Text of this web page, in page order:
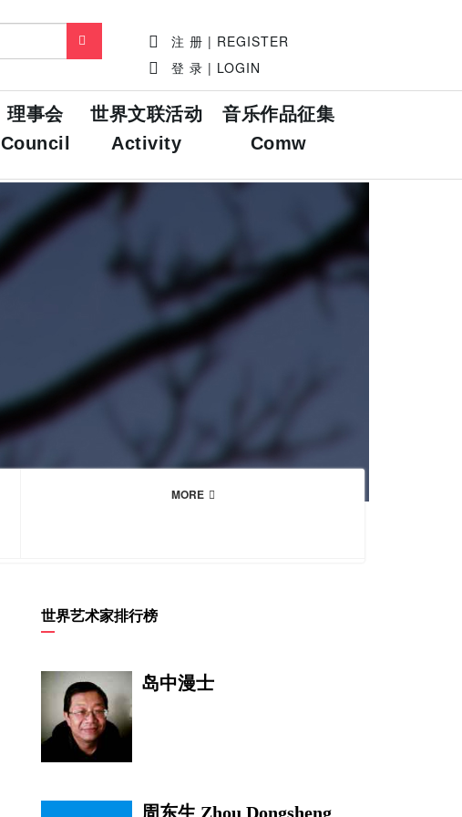
注 册 | REGISTER
登 录 | LOGIN
理事会
Council
世界文联活动
Activity
音乐作品征集
Comw
MORE
世界艺术家排行榜
岛中漫士
周东生 Zhou Dongsheng